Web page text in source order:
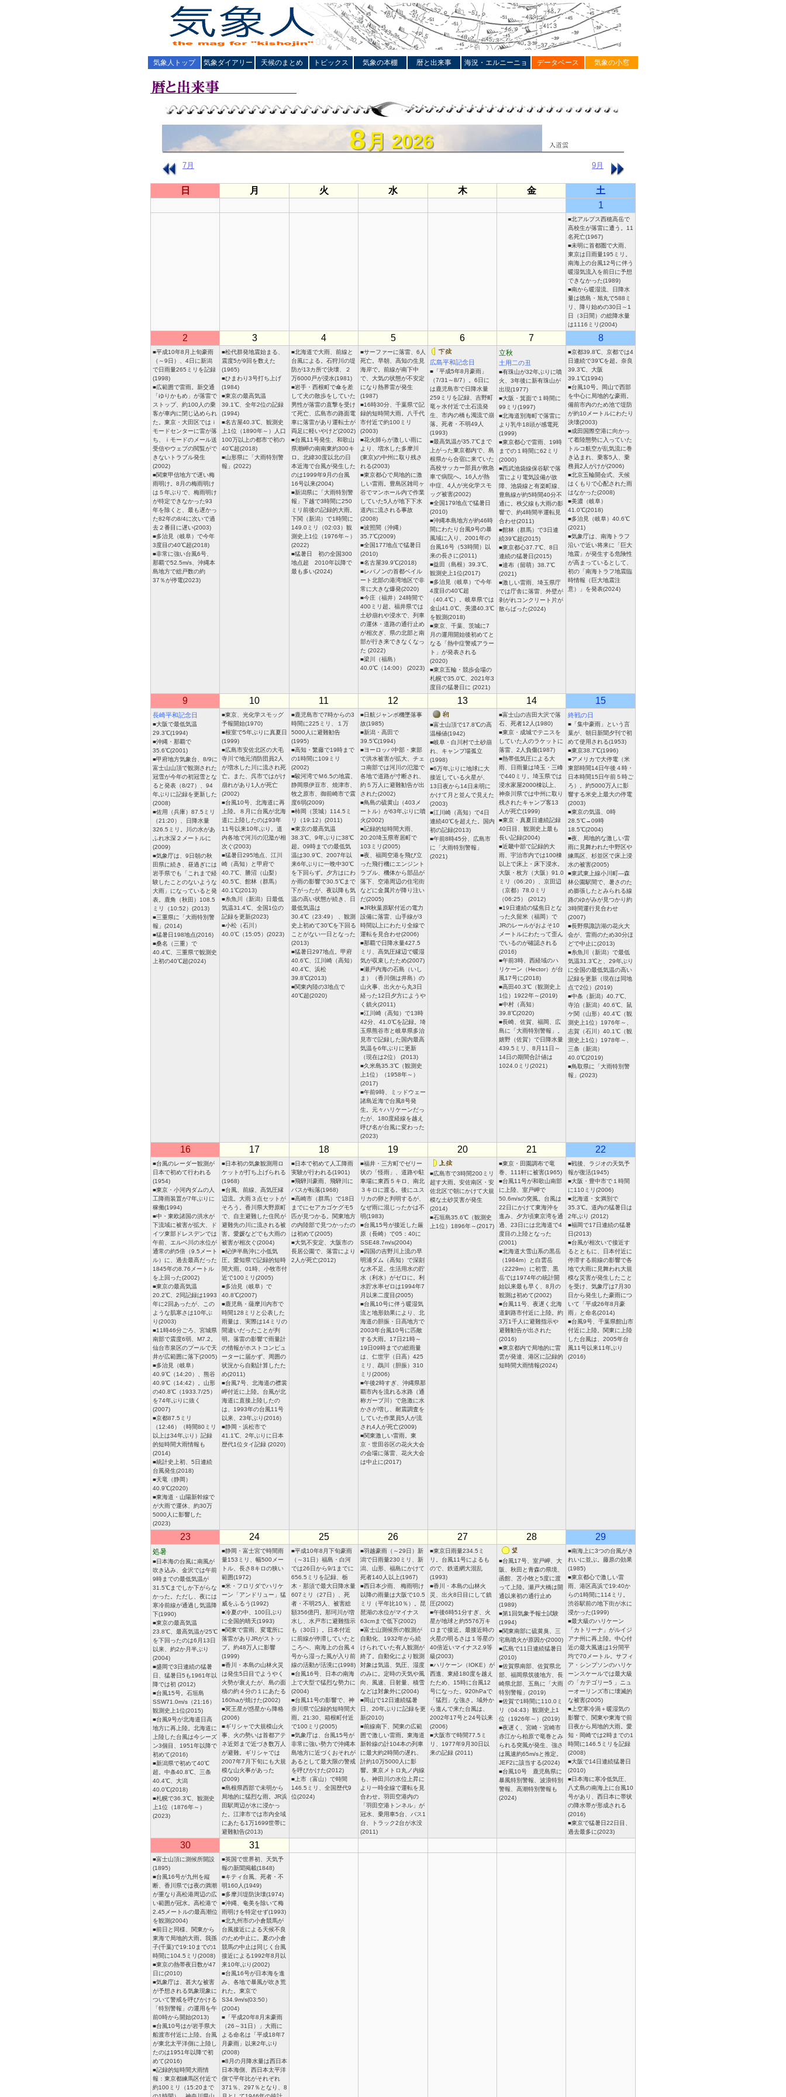
気象人トップ 気象ダイアリー 天候のまとめ トピックス 気象の本棚 暦と出来事 海況・エルニーニョ データベース 気象の小窓
8
8月 2026
月 2026
7月 9月
日 月 火 水 木 金
土
1
■北アルプス西穂高岳で
高校生が落雷に遭う。11
名死亡(1967)
■未明に首都圏で大雨、
東京は日雨量195ミリ。
南海上の台風12号に伴う
暖湿気流入を前日に予想
できなかった(1989)
■南から暖湿流、日降水
量は徳島・旭丸で588ミ
リ、降り始めの30日～1
日（3日間）の総降水量
は1116ミリ(2004)
2 3 4 5 6 7 8
■平成10年8月上旬豪雨
（～9日）、4日に新潟
で日雨量265ミリを記録
(1998)
■広範囲で雷雨。新交通
「ゆりかもめ」が落雷で
ストップ、約100人の乗
客が車内に閉じ込められ
た。東京・大田区ではｉ
モードセンターに雷が落
ち、ｉモードのメール送
受信やウェブの閲覧がで
きないトラブル発生
(2002)
■関東甲信地方で遅い梅
雨明け。8月の梅雨明け
は５年ぶりで、梅雨明け
が特定できなかった93
年を除くと、最も遅かっ
た82年の8/4に次いで過
去２番目に遅い(2003)
■多治見（岐阜）で今年
3度目の40℃超(2018)
■非常に強い台風6号、
那覇で52.5m/s、沖縄本
島地方で総戸数の約
37％が停電(2023)
■松代群発地震始まる、
震度5が9回を数えた
(1965)
■ひまわり3号打ち上げ
(1984)
■東京の最高気温
39.1℃、全年2位の記録
(1994)
■名古屋40.3℃、観測史
上1位（1890年～）人口
100万以上の都市で初の
40℃超(2018)
■山形県に「大雨特別警
報」(2022)
■北海道で大雨、前線と
台風による。石狩川の堤
防が13カ所で決壊、２
万6000戸が浸水(1981)
■岩手・西根町で傘を差
して犬の散歩をしていた
男性が落雷の直撃を受け
て死亡、広島市の路面電
車に落雷があり運転士が
両足に軽いやけど(2002)
■台風11号発生、和歌山
県潮岬の南南東約300キ
ロ。北緯30度以北の日
本近海で台風が発生した
のは1999年9月の台風
16号以来(2004)
■新潟県に「大雨特別警
報」下越で3時間に250
ミリ前後の記録的大雨。
下関（新潟）で1時間に
149.0ミリ（02:03）観
測史上1位（1976年～）
(2022)
■猛暑日 初の全国300
地点超 2010年以降で
最も多い(2024)
■サーファーに落雷、6人
死亡。早朝、高知の生見
海岸で。前線が南下中
で、大気の状態が不安定
になり熱界雷が発生
(1987)
■16時30分、千葉県で記
録的短時間大雨。八千代
市付近で約100ミリ
(2003)
■花火師らが激しい雨に
より、増水した多摩川
(東京)の中州に取り残さ
れる(2003)
■東京都心で局地的に激
しい雷雨。豊島区雑司ヶ
谷でマンホール内で作業
していた5人が地下下水
道内に流される事故
(2008)
■波照間（沖縄）
35.7℃(2009)
■全国177地点で猛暑日
(2010)
■名古屋39.9℃(2018)
■レバノンの首都ベイル
ート北部の港湾地区で非
常に大きな爆発(2020)
■今庄（福井）24時間で
400ミリ超。福井県では
土砂崩れや浸水で、列車
の運休・道路の通行止め
が相次ぎ、県の北部と南
部が行き来できなくなっ
た (2022)
■梁川（福島）
40.0℃（14:00） (2023)
広島平和記念日
■「平成5年8月豪雨」
（7/31～8/7）。6日に
は鹿児島市で日降水量
259ミリを記録、吉野町
竜ヶ水付近で土石流発
生、市内の橋も濁流で崩
落。死者・不明49人
(1993)
■最高気温が35.7℃まで
上がった東京都内で、島
根県から合宿に来ていた
高校サッカー部員が救急
車で病院へ。16人が熱
中症、4人が光化学スモ
ッグ被害(2002)
■全国179地点で猛暑日
(2010)
■沖縄本島地方が約46時
間にわたり台風9号の暴
風域に入り、2001年の
台風16号（53時間）以
来の長さに(2011)
■益田（島根）39.3℃、
観測史上1位(2017)
■多治見（岐阜）で今年
4度目の40℃超
（40.4℃）。岐阜県では
金山41.0℃、美濃40.3℃
を観測(2018)
■東京、千葉、茨城に7
月の運用開始後初めてと
なる「熱中症警戒アラー
ト」が発表される
(2020)
■東京五輪・競歩会場の
札幌で35.0℃、2021年3
度目の猛暑日に (2021)
立秋
土用二の丑
■有珠山が32年ぶりに噴
火、3年後に新有珠山が
出現(1977)
■大阪・箕面で１時間に
99ミリ(1997)
■北海道別海町で落雷に
より乳牛18頭が感電死
(1999)
■東京都心で雷雨、19時
までの１時間に62ミリ
(2000)
■西武池袋線保谷駅で落
雷により電気設備が故
障、池袋線と有楽町線、
豊島線が約5時間40分不
通に。秩父線も大雨の影
響で、約4時間半運転見
合わせ(2011)
■館林（群馬）で3日連
続39℃超(2015)
■東京都心37.7℃、8日
連続の猛暑日(2015)
■達布（留萌）38.7℃
(2021)
■激しい雷雨、埼玉県庁
では庁舎に落雷、外壁が
剥がれコンクリート片が
散らばった(2024)
■京都39.8℃、京都では4
日連続で39℃を超。奈良
39.3℃、大阪
39.1℃(1994)
■台風10号。岡山で西部
を中心に局地的な豪雨。
備前市内のため池で堤防
が約10メートルにわたり
決壊(2003)
■成田国際空港に向かっ
て着陸態勢に入っていた
トルコ航空が乱気流に巻
き込まれ、乗客5人、乗
務員2人がけが(2006)
■北京五輪開会式、天候
はくもりで心配された雨
はなかった(2008)
■美濃（岐阜）
41.0℃(2018)
■多治見（岐阜）40.6℃
(2021)
■気象庁は、南海トラフ
沿いで近い将来に「巨大
地震」が発生する危険性
が高まっているとして、
初の「南海トラフ地震臨
時情報（巨大地震注
意）」を発表(2024)
9 10 11 12 13 14 15
長崎平和記念日
■大阪で最低気温
29.3℃(1994)
■沖縄・那覇で
35.6℃(2001)
■甲府地方気象台、8/9に
富士山山頂で観測された
冠雪が今年の初冠雪とな
ると発表（8/27）、94
年ぶりに記録を更新した
(2008)
■佐用（兵庫）87.5ミリ
（21:20）、日降水量
326.5ミリ。川の水があ
ふれ水深２メートルに
(2009)
■気象庁は、9日朝の秋
田県に続き、昼過ぎには
岩手県でも「これまで経
験したことのないような
大雨」になっていると発
表。鹿角（秋田）108.5
ミリ（10:52）(2013)
■三重県に「大雨特別警
報」(2014)
■猛暑日198地点(2016)
■桑名（三重）で
40.4℃、三重県で観測史
上初の40℃超(2024)
■東京、光化学スモッグ
予報開始(1970)
■根室で5年ぶりに真夏日
(1999)
■広島市安佐北区の大毛
寺川で地元消防団員2人
が増水した川に流され死
亡。また、呉市ではがけ
崩れがあり1人が死亡
(2002)
■台風10号、北海道に再
上陸。８月に台風が北海
道に上陸したのは93年
11号以来10年ぶり。道
内各地で河川の氾濫が相
次ぐ(2003)
■猛暑日295地点、江川
崎（高知）と甲府で
40.7℃、勝沼（山梨）
40.5℃、館林（群馬）
40.1℃(2013)
■糸魚川（新潟）日最低
気温31.4℃、全国1位の
記録を更新(2023)
■小松（石川）
40.0℃（15:05）(2023)
■鹿児島市で7時からの3
時間に225ミリ、１万
5000人に避難勧告
(1995)
■高知・繁藤で19時まで
の1時間に109ミリ
(2002)
■駿河湾でＭ6.5の地震、
静岡県伊豆市、焼津市、
牧之原市、御前崎市で震
度6弱(2009)
■柿岡（茨城）114.5ミ
リ（19:12）(2011)
■東京の最高気温
38.3℃、9年ぶりに38℃
超。09時までの最低気
温は30.9℃、2007年以
来6年ぶりに一晩中30℃
を下回らず。夕方はにわ
か雨の影響で30.5℃まで
下がったが、夜以降も気
温の高い状態が続き、日
最低気温は
30.4℃（23:49） 、観測
史上初めて30℃を下回る
ことがない一日となった
(2013)
■猛暑日297地点。甲府
40.6℃、江川崎（高知）
40.4℃、浜松
39.8℃(2013)
■関東内陸の3地点で
40℃超(2020)
■日航ジャンボ機墜落事
故(1985)
■新潟・高田で
39.5℃(1994)
■ヨーロッパ中部・東部
で洪水被害が拡大、チェ
コ南部では河川の氾濫で
各地で道路が寸断され、
約５万人に避難勧告が出
された(2002)
■鳥島の硫黄山（403メ
ートル）が63年ぶりに噴
火(2002)
■記録的短時間大雨、
20:20埼玉県寄居町で
103ミリ(2005)
■夜、福岡空港を飛び立
った飛行機にエンジント
ラブル、機体から部品が
落下、空港周辺の住宅街
などに金属片が降り注い
だ(2005)
■JR秋葉原駅付近の電力
設備に落雷、山手線が3
時間以上にわたり全線で
運転を見合わせ(2006)
■那覇で日降水量427.5
ミリ、高気圧縁辺で暖湿
気が収束したため(2007)
■瀬戸内海の石島（いし
ま）（香川側は井島）の
山火事、出火から丸3日
経った12日夕方にようや
く鎮火(2011)
■江川崎（高知）で13時
42分、41.0℃を記録。埼
玉県熊谷市と岐阜県多治
見市で記録した国内最高
気温を6年ぶりに更新
（現在は2位） (2013)
■久米島35.3℃（観測史
上1位）（1958年～）
(2017)
■午前9時、ミッドウェー
諸島近海で台風8号発
生。元々ハリケーンだっ
たが、180度経線を越え
呼び名が台風に変わった
(2023)
■富士山頂で17.8℃の高
温極値(1942)
■岐阜・白川村で土砂崩
れ、キャンプ場孤立
(1998)
■6万年ぶりに地球に大
接近している火星が、
13日夜から14日未明に
かけて月と並んで見えた
(2003)
■江川崎（高知）で4日
連続40℃を超えた。国内
初の記録(2013)
■午前8時45分、広島市
に「大雨特別警報」
(2021)
■富士山の吉田大沢で落
石、死者12人(1980)
■東京・成城でテニスを
していた人のラケットに
落雷、2人負傷(1987)
■熱帯低気圧による大
雨、日雨量は埼玉・三峰
で440ミリ。埼玉県では
浸水家屋2000棟以上、
神奈川県では中州に取り
残されたキャンプ客13
人が死亡(1999)
■東京・真夏日連続記録
40日目、観測史上最も
長い記録(2004)
■近畿中部で記録的大
雨、宇治市内では100棟
以上で床上・床下浸水。
大阪・枚方（大阪）91.0
ミリ（06:20）、京田辺
（京都）78.0ミリ
（06:25） (2012)
■19日連続の猛焦日とな
った久留米（福岡）で
JRのレールがおよそ10
メートルにわたって歪ん
でいるのが確認される
(2016)
■午前3時、西経域のハ
リケーン（Hector）が台
風17号に(2018)
■高田40.3℃（観測史上
1位）1922年～(2019)
■中村（高知）
39.8℃(2020)
■長崎、佐賀、福岡、広
島に「大雨特別警報」。
嬉野（佐賀）で日降水量
439.5ミリ、8月11日～
14日の期間合計値は
1024.0ミリ(2021)
終戦の日
■「集中豪雨」という言
葉が、朝日新聞夕刊で初
めて使用される(1953)
■東京38.7℃(1996)
■アメリカで大停電（米
東部時間14日午後４時・
日本時間15日午前５時ご
ろ）。約5000万人に影
響する米史上最大の停電
(2003)
■東京の気温、0時
28.5℃→09時
18.5℃(2004)
■夜、局地的な激しい雷
雨に見舞われた中野区や
練馬区、杉並区で床上浸
水の被害(2005)
■東武東上線小川町―森
林公園駅間で、暑さのた
め膨張したとみられる線
路のゆがみが見つかり約
3時間運行見合わせ
(2007)
■長野県諏訪湖の花火大
会が、雷雨のため30分ほ
どで中止に(2013)
■糸魚川（新潟）で最低
気温31.3℃と、29年ぶり
に全国の最低気温の高い
記録を更新（現在は同地
点で2位）(2019)
■中条（新潟）40.7℃、
寺泊（新潟）40.6℃、鼠
ケ関（山形）40.4℃（観
測史上1位）1976年～、
志賀（石川）40.1℃（観
測史上1位）1978年～、
三条（新潟）
40.0℃(2019)
■鳥取県に「大雨特別警
報」(2023)
16 17 18 19 20 21 22
■台風のレーダー観測が
日本で初めて行われる
(1954)
■東京・小河内ダムの人
工降雨装置が7年ぶりに
稼働(1994)
■中・東欧諸国の洪水が
下流域に被害が拡大、ド
イツ東部ドレスデンでは
午前、エルベ川の水位が
通常の約5倍（9.5メート
ル）に、過去最高だった
1845年の8.76メートル
を上回った(2002)
■東京の最高気温
20.2℃、2同記録は1993
年に2回あったが、この
ような肌寒さは10年ぶ
り(2003)
■11時46分ごろ、宮城県
南部で震度6弱、M7.2。
仙台市泉区のプールで天
井が広範囲に落下(2005)
■多治見（岐阜）
40.9℃（14:20）、熊谷
40.9℃（14:42）。山形
の40.8℃（1933.7/25）
を74年ぶりに抜く
(2007)
■京都87.5ミリ
（12:46）（時間80ミリ
以上は34年ぶり）記録
的短時間大雨情報も
(2014)
■統計史上初、5日連続
台風発生(2018)
■天竜（静岡）
40.9℃(2020)
■東海道・山陽新幹線で
が大雨で運休、約30万
5000人に影響した
(2023)
■日本初の気象観測用ロ
ケットが打ち上げられる
(1968)
■台風、前線、高気圧縁
辺流。大雨３点セットが
そろう。香川県大野原町
で、自主避難した住民が
避難先の川に流される被
害。愛媛などでも大雨の
被害が相次ぐ(2004)
■紀伊半島沖に小低気
圧。愛知県で記録的短時
間大雨。01時、小牧市付
近で100ミリ(2005)
■多治見（岐阜）で
40.8℃(2007)
■鹿児島・薩摩川内市で
時間128ミリと公表した
雨量は、実際は14ミリの
間違いだったことが判
明。落雷の影響で雨量計
の情報がホストコンピュ
ーターに届かず、周囲の
状況から自動計算したた
め(2011)
■台風7号、北海道の襟裳
岬付近に上陸。台風が北
海道に直接上陸したの
は、1993年の台風11号
以来、23年ぶり(2016)
■静岡・浜松市で
41.1℃、2年ぶりに日本
歴代1位タイ記録 (2020)
■日本で初めて人工降雨
実験が行われる(1901)
■飛騨川豪雨、飛騨川に
バスが転落(1968)
■高崎市（群馬）で18日
までにセアカゴケグモ5
匹が見つかる。関東地方
の内陸部で見つかったの
は初めて(2005)
■大気不安定、大阪市の
長居公園で、落雷により
2人が死亡(2012)
■福井・三方町でゼリー
状の「怪雨」、道路や駐
車場に東西５キロ、南北
３キロに渡る。後にユス
リカの卵と判明するが、
なぜ雨に混じったかは不
明(1983)
■台風15号が接近した厳
原（長崎）で05：40に
SSE48.7m/s(2004)
■四国の吉野川上流の早
明浦ダム（高知）で深刻
な水不足。生活用水の貯
水（利水）がゼロに。利
水貯水率ゼロは1994年7
月以来二度目(2005)
■台風10号に伴う暖湿気
流と地形効果により、北
海道の胆振・日高地方で
2003年台風10号に匹敵
する大雨。17日21時～
19日09時までの総雨量
は、仁世宇（日高）425
ミリ、鵡川（胆振）310
ミリ(2006)
■午後2時すぎ、沖縄県那
覇市内を流れる水路（通
称ガーブ川）で急激に水
かさが増し、耐震調査を
していた作業員5人が流
され4人が死亡(2009)
■関東激しい雷雨。東
京・世田谷区の花火大会
の会場に落雷、花火大会
は中止に(2017)
■広島市で3時間200ミリ
超す大雨。安佐南区・安
佐北区で朝にかけて大規
模な土砂災害が発生
(2014)
■石垣島35.6℃（観測史
上1位）1896年～(2017)
■東京・田園調布で竜
巻、111軒に被害(1965)
■台風11号が和歌山南部
に上陸、室戸岬で
50.6m/sの突風。台風は
22日にかけて東海沖を
進み、夕方頃東京湾を通
過、23日には北海道で4
度目の上陸となった
(2001)
■北海道大雪山系の黒岳
（1984m）と白雲岳
（2229m）に初雪、黒
岳では1974年の統計開
始以来最も早く、8月の
観測は初めて(2002)
■台風11号、夜遅く北海
道釧路市付近に上陸。約
3万1千人に避難指示や
避難勧告が出された
(2016)
■東京都内で局地的に雷
雲が発達、港区に記録的
短時間大雨情報(2024)
■戦後、ラジオの天気予
報が復活(1945)
■大阪・豊中市で１時間
に110ミリ(2006)
■北海道・女満別で
35.3℃。道内の猛暑日は
2年ぶり (2012)
■福岡で17日連続の猛暑
日(2013)
■台風が相次いで接近す
るとともに、日本付近に
停滞する前線の影響で各
地で大雨に見舞われ大規
模な災害が発生したこと
を受け、気象庁は7月30
日から発生した豪雨につ
いて「平成26年8月豪
雨」と命名(2014)
■台風9号、千葉県館山市
付近に上陸。関東に上陸
した台風は、2005年台
風11号以来11年ぶり
(2016)
23 24 25 26 27 28 29
処暑
■日本海の台風に南風が
吹き込み、金沢では午前
9時までの最低気温が
31.5℃までしか下がらな
かった。ただし、夜には
寒冷前線が通過し気温降
下(1990)
■東京の最高気温
23.8℃、最高気温が25℃
を下回ったのは6月13日
以来、約2か月半ぶり
(2004)
■盛岡で3日連続の猛暑
日、猛暑日5も1961年以
降では初 (2012)
■台風15号。石垣島
SSW71.0m/s（21:16）
観測史上1位(2015)
■台風9号が北海道日高
地方に再上陸。北海道に
上陸した台風は今シーズ
ン3個目、1951年以降で
初めて(2016)
■新潟県で初めて40℃
超。中条40.8℃、三条
40.4℃、大潟
40.0℃(2018)
■札幌で36.3℃、観測史
上1位（1876年～）
(2023)
■静岡・富士宮で時間雨
量153ミリ、幅500メー
トル、長さ8キロの狭い
範囲(1972)
■米・フロリダでハリケ
ーン「アンドリュー」猛
威をふるう(1992)
■冷夏の中、100日ぶり
に全国的晴天(1993)
■関東で雷雨、変電所に
落雷がありJRがストッ
プ。約48万人に影響
(1999)
■香川・本島の山林火災
は発生5日目でようやく
火勢が衰えたが、島の面
積の約４分の１にあたる
160haが焼けた(2002)
■冥王星が惑星から降格
(2006)
■ギリシャで大規模山火
事、火の勢いは首都アテ
ネ近郊まで近づき数万人
が避難。ギリシャでは
2007年7月下旬にも大規
模な山火事があった
(2009)
■島根県西部で未明から
局地的に猛烈な雨。JR浜
田駅周辺が水に浸かっ
た。江津市では市内全域
にあたる1万1699世帯に
避難勧告(2013)
■平成10年8月下旬豪雨
（～31日）福島・白河
では26日から9/1までに
656.5ミリを記録、栃
木・那須で最大日降水量
607ミリ（27日）、死
者・不明25人、被害総
額356億円。那珂川が増
水し、水戸市に避難指示
も（30日）。日本付近
に前線が停滞していたと
ころへ、南海上の台風４
号から湿った風が入り前
線の活動が活溌に(1998)
■台風16号、日本の南海
上で大型で猛烈な勢力に
(2004)
■台風11号の影響で、神
奈川県で記録的短時間大
雨。21:30、箱根町付近
で100ミリ(2005)
■気象庁は、台風15号が
非常に強い勢力で沖縄本
島地方に近づくおそれが
あるとして最大限の警戒
を呼びかけた(2012)
■上市（富山）で時間
146.5ミリ、全国歴代9
位(2024)
■羽越豪雨（～29日）新
潟で日雨量230ミリ、新
潟、山形、福島にかけて
死者140人以上(1967)
■西日本少雨、 梅雨明け
以降の雨量は大阪で10.5
ミリ（平年比10％）。琵
琶湖の水位がマイナス
63cmまで低下(2002)
■富士山測候所の観測が
自動化、1932年から続
けられていた有人観測が
終了。自動化により観測
対象は気温、気圧、湿度
のみに。定時の天気や風
向、風速、日射量、積雪
などは対象外に(2004)
■岡山で12日連続猛暑
日、20年ぶりに記録を更
新(2010)
■前線南下、関東の広範
囲で激しい雷雨。東海道
新幹線の計104本の列車
に最大約2時間の遅れ、
計約10万5000人に影
響。東京メトロ丸ノ内線
も、神田川の水位上昇に
より一時全線で運転を見
合わせ。羽田空港内の
「羽田空港トンネル」が
冠水、乗用車5台、バス1
台、トラック2台が水没
(2011)
■東京日雨量234.5ミ
リ。台風11号によるも
ので、鉄道網大混乱
(1993)
■香川・本島の山林火
災、出火8日目にして鎮
圧(2002)
■午後6時51分すぎ、火
星が地球と約5576万キ
ロまで接近。最接近時の
火星の明るさは１等星の
40倍近いマイナス2.9等
級(2003)
■ハリケーン（IOKE）が
西進、東経180度を越え
たため、15時に台風12
号になった。920hPaで
「猛烈」な強さ。域外か
ら進んで来た台風は、
2002年17号と24号以来
(2006)
■大阪市で時間77.5ミ
リ、1977年9月30日以
来の記録 (2011)
■台風17号、室戸岬、大
阪、秋田と青森の県境、
函館、苫小牧と5度に渡
って上陸。瀬戸大橋は開
通以来初の通行止め
(1989)
■第1回気象予報士試験
(1994)
■関東南部に硫黄臭、三
宅島噴火が原因か(2000)
■広島で11日連続猛暑日
(2010)
■佐賀県南部、佐賀県北
部、福岡県筑後地方、長
崎県北部、五島に「大雨
特別警報」(2019)
■佐賀で1時間に110.0ミ
リ（04:43）観測史上1
位（1926年～）(2019)
■夜遅く、宮崎・宮崎市
赤江から柏原で竜巻とみ
られる突風が発生、強さ
は風速約65m/sと推定。
JEF2に該当する(2024)
■台風10号 鹿児島県に
暴風特別警報、波浪特別
警報、高潮特別警報も
(2024)
■南海上に3つの台風がき
れいに並ぶ。藤原の効果
(1985)
■東京都心で激しい雷
雨、港区高浜で19:40か
らの1時間に114ミリ。
渋谷駅前の地下街が水に
浸かった(1999)
■最大級のハリケーン
「カトリーナ」がルイジ
アナ州に再上陸。中心付
近の最大風速は1分間平
均で70メートル。サフィ
ア・シンプソンのハリケ
ーンスケールでは最大級
の「カテゴリー5 」ニュ
ーオーリンズ市に壊滅的
な被害(2005)
■上空寒冷渦＋暖湿気の
影響で、関東や東海で前
日夜から局地的大雨。愛
知・岡崎では2時までの1
時間に146.5ミリを記録
(2008)
■大阪で14日連続猛暑日
(2010)
■日本海に寒冷低気圧、
八丈島の南海上に台風10
号があり、西日本に帯状
の降水帯が形成される
(2016)
■東京で猛暑日22日目、
過去最多に(2023)
30 31
■富士山頂に測候所開設
(1895)
■台風16号が九州を縦
断、香川県では夜の満潮
が重なり高松港周辺の広
い範囲が冠水。高松港で
2.45メートルの最高潮位
を観測(2004)
■前日と同様、関東から
東海で局地的大雨。我孫
子(千葉)で19:10までの1
時間に104.5ミリ(2008)
■東京の熱帯夜日数が47
日に(2010)
■気象庁は、甚大な被害
が予想される気象現象に
ついて警戒を呼びかける
「特別警報」の運用を午
前0時から開始(2013)
■台風10号はが岩手県大
船渡市付近に上陸。台風
が東北太平洋側に上陸し
たのは1951年以降で初
めて(2016)
■記録的短時間大雨情
報：東京都練馬区付近で
約100ミリ（15:20まで
■英国で世界初、天気予
報の新聞掲載(1848)
■キティ台風、死者・不
明160人(1949)
■多摩川堤防決壊(1974)
■沖縄、奄美を除いて梅
雨明けを特定せず(1993)
■北九州市の小倉競馬が
台風接近による天候不良
のため中止に。夏の小倉
競馬の中止は同じく台風
接近による1992年8月以
来10年ぶり(2002)
■台風16号が日本海を進
み、各地で暴風が吹き荒
れた。東京で
S34.9m/s(03:50）
(2004)
■「平成20年8月末豪雨
（26～31日）」大雨に
よる命名は「平成18年7
月豪雨」以来2年ぶり
(2008)
■8月の月降水量は西日本
日本海側、西日本太平洋
側で平年比がそれぞれ
371％、297％となり、8